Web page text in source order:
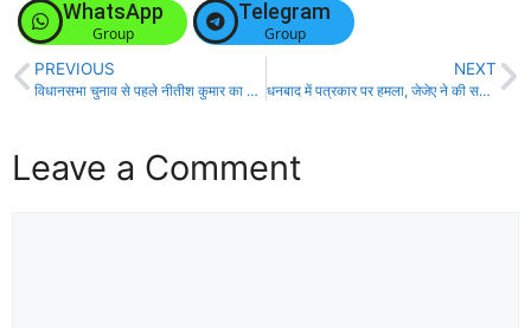
WhatsApp
Group
Telegram
Group
PREVIOUS
विधानसभा चुनाव से पहले नीतीश कुमार का बड़ा प्लान, आइये जानते हैँ!
NEXT
धनबाद में पत्रकार पर हमला, जेजेए ने की सख्त कार्रवाई की मांग!
Leave a Comment